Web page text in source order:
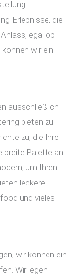
Erlebnisse, die
egal ob
wir ein
ausschließlich
bieten zu
zu, die Ihre
breite Palette an
um Ihren
leckere
und vieles
wir können ein
Wir legen